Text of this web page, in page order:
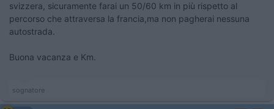
svizzera, sicuramente farai un 50/60 km in più rispetto al
percorso che attraversa la francia,ma non pagherai nessuna
autostrada.
Buona vacanza e Km.
sognatore